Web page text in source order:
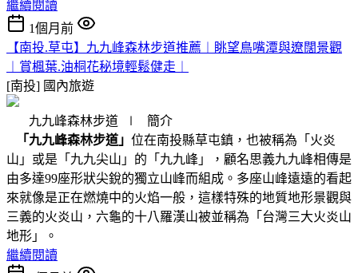
繼續閱讀
1個月前
【南投.草屯】九九峰森林步道推薦︱眺望鳥嘴潭與遼闊景觀
︱賞楓葉.油桐花秘境輕鬆健走︱
[南投] 國內旅遊
九九峰森林步道 ∣ 簡介
「九九峰森林步道」 位在南投縣草屯鎮，也被稱為「火炎
山」或是「九九尖山」的「九九峰」，顧名思義九九峰相傳是
由多達99座形狀尖銳的獨立山峰而組成。多座山峰遠遠的看起
來就像是正在燃燒中的火焰一般，這樣特殊的地質地形景觀與
三義的火炎山，六龜的十八羅漢山被並稱為「台灣三大火炎山
地形」。
繼續閱讀